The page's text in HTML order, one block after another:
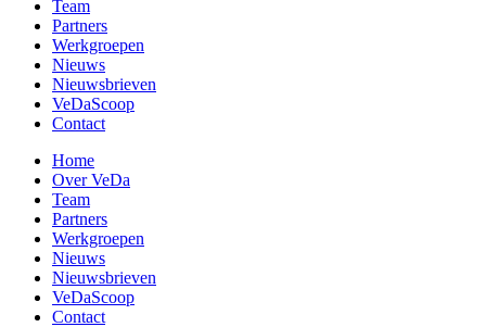
Team
Partners
Werkgroepen
Nieuws
Nieuwsbrieven
VeDaScoop
Contact
Home
Over VeDa
Team
Partners
Werkgroepen
Nieuws
Nieuwsbrieven
VeDaScoop
Contact